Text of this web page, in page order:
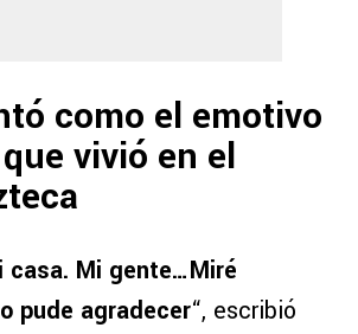
como el emotivo
vivió en el
casa. Mi gente…Miré
pude agradecer“, escribió